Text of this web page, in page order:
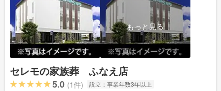
もっと見る
セレモの家族葬 ふなえ店
5.0 (1件) 設立： 事業年数3年以上